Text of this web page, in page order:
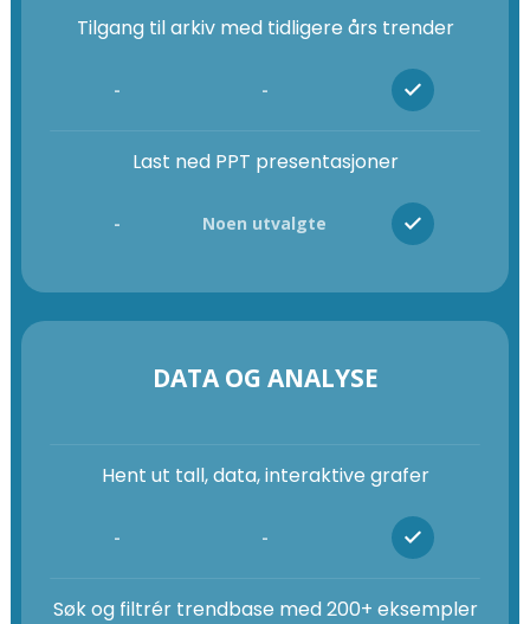
Tilgang til arkiv med tidligere års trender
- -
Last ned PPT presentasjoner
- Noen utvalgte
DATA OG ANALYSE
Hent ut tall, data, interaktive grafer
- -
Søk og filtrér trendbase med 200+ eksempler